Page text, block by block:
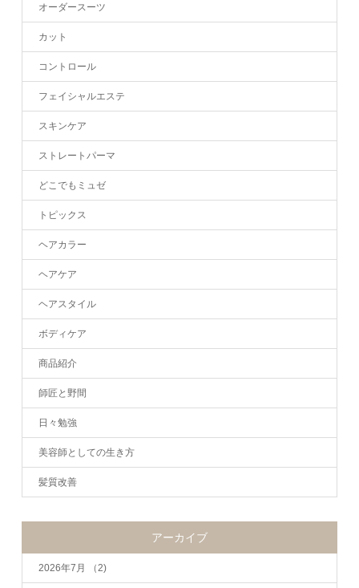
オーダースーツ
カット
コントロール
フェイシャルエステ
スキンケア
ストレートパーマ
どこでもミュゼ
トピックス
ヘアカラー
ヘアケア
ヘアスタイル
ボディケア
商品紹介
師匠と野間
日々勉強
美容師としての生き方
髪質改善
アーカイブ
2026年7月 （2)